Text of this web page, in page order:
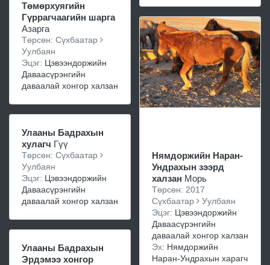
Төмөрхуягийн
Гүррагчаагийн шарга
Азарга
Төрсөн: Сүхбаатар
Уулбаян
Эцэг: Цэвээндоржийн
Даваасүрэнгийн
даваалай хонгор халзан
Улааны Бадрахын
хулагч Гүү
Төрсөн: Сүхбаатар
Уулбаян
Эцэг: Цэвээндоржийн
Даваасүрэнгийн
даваалай хонгор халзан
Улааны Бадрахын
Эрдэмээ хонгор
Нямдоржийн Наран-
Ундрахын зээрд
халзан Морь
Төрсөн: 2017
Сүхбаатар
Уулбаян
Эцэг: Цэвээндоржийн
Даваасүрэнгийн
даваалай хонгор халзан
Эх: Нямдоржийн
Наран-Ундрахын харагч